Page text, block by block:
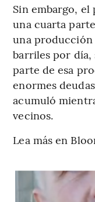
Sin embargo, el
una cuarta
una
barriles por día,
parte de esa
enormes
acumuló
vecinos.
Lea más en